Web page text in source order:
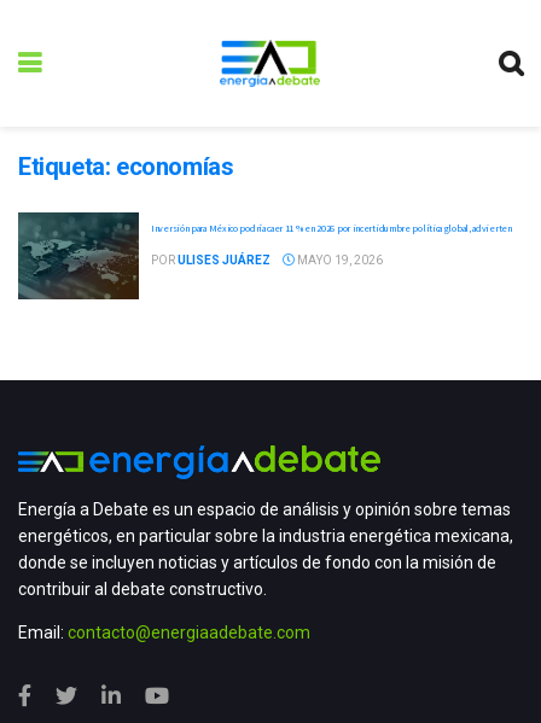
Etiqueta: economías
Inversión para México podría caer 11 % en 2026 por incertidumbre política global, advierten
PORULISES JUÁREZ MAYO 19, 2026
Energía a Debate es un espacio de análisis y opinión sobre temas
energéticos, en particular sobre la industria energética mexicana,
donde se incluyen noticias y artículos de fondo con la misión de
contribuir al debate constructivo.
Email: contacto@energiaadebate.com